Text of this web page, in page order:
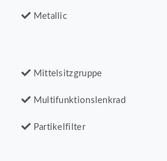
Metallic
Mittelsitzgruppe
Multifunktionslenkrad
Partikelfilter